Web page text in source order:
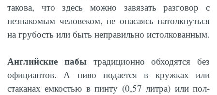
такова, что здесь можно завязать разговор с
незнакомым человеком, не опасаясь натолкнуться
на грубость или быть неправильно истолкованным.
Английские пабытрадиционно обходятся без
официантов. А пиво подается в кружках или
стаканах емкостью в пинту (0,57 литра) или пол-